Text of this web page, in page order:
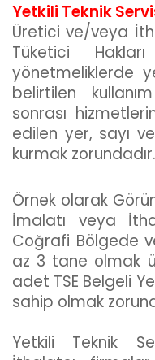
Yetkili Teknik
Üretici ve/veya
Tüketici
yönetmeliklerde
belirtilen
sonrası
edilen yer, sayı
kurmak zorundadır.
Örnek olarak
İmalatı veya
Coğrafi Bölgede
az 3 tane olmak
adet TSE Belgeli
sahip olmak
Yetkili Teknik